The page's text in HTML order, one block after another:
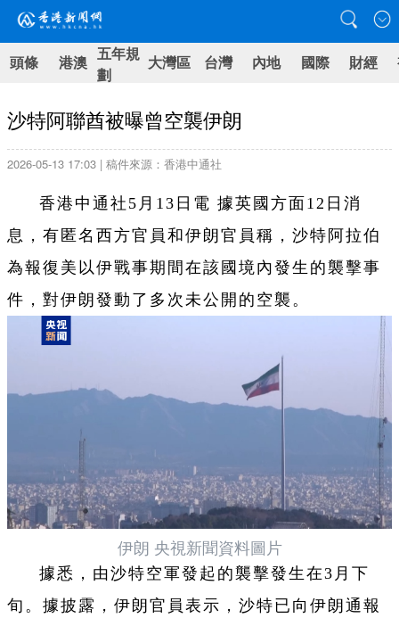
頭條 港澳 五年規
劃
大灣區 台灣 內地 國際 財經
沙特阿聯酋被曝曾空襲伊朗
2026-05-13 17:03 | 稿件來源：香港中通社
香港中通社5月13日電 據英國方面12日消
息，有匿名西方官員和伊朗官員稱，沙特阿拉伯
為報復美以伊戰事期間在該國境內發生的襲擊事
件，對伊朗發動了多次未公開的空襲。
伊朗 央視新聞資料圖片
據悉，由沙特空軍發起的襲擊發生在3月下
旬。據披露，伊朗官員表示，沙特已向伊朗通報